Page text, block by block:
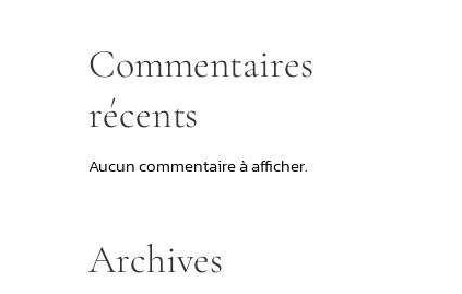
Commentaires
récents
Aucun commentaire à afficher.
Archives